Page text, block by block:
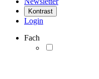
Kontrast
Login
Fach